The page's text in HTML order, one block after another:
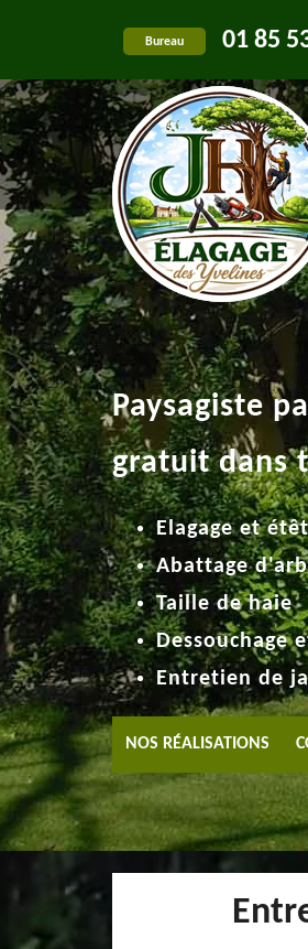
Bureau 01 85
Paysagiste
gratuit dans
Elagage et
Abattage
Taille de haie
Dessouchage
Entretien de
NOS RÉALISATIONS